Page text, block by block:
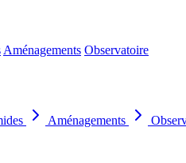
Aménagements Observatoire
Aménagements